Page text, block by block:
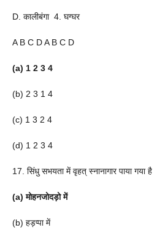
D. कालीबंगा 4. घग्घर
A B C D A B C D
(a) 1 2 3 4
(b) 2 3 1 4
(c) 1 3 2 4
(d) 1 2 3 4
17. सिंधु सभयता में वृहत् स्नानागार पाया गया है
(a) मोहनजोदड़ो में
(b) हड़प्पा में